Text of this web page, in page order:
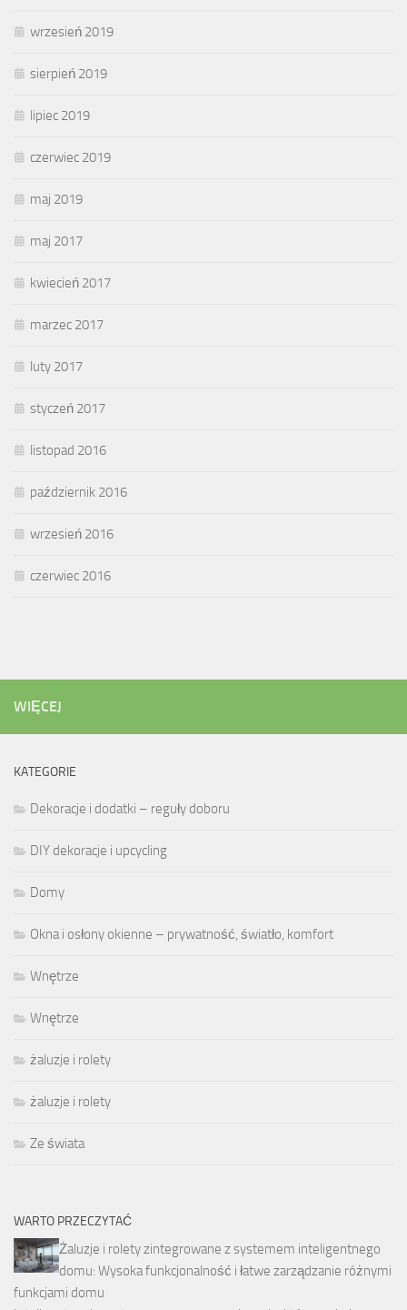
wrzesień 2019
sierpień 2019
lipiec 2019
czerwiec 2019
maj 2019
maj 2017
kwiecień 2017
marzec 2017
luty 2017
styczeń 2017
listopad 2016
październik 2016
wrzesień 2016
czerwiec 2016
WIĘCEJ
KATEGORIE
Dekoracje i dodatki – reguły doboru
DIY dekoracje i upcycling
Domy
Okna i osłony okienne – prywatność, światło, komfort
Wnętrze
Wnętrze
żaluzje i rolety
żaluzje i rolety
Ze świata
WARTO PRZECZYTAĆ
Żaluzje i rolety zintegrowane z systemem inteligentnego
domu: Wysoka funkcjonalność i łatwe zarządzanie różnymi
funkcjami domu